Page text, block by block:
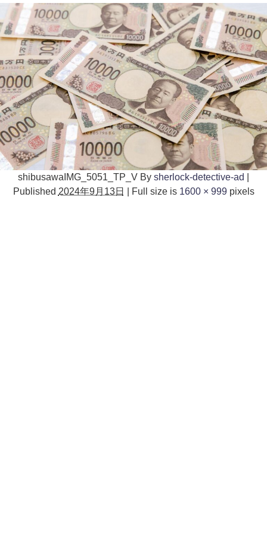
shibusawaIMG_5051_TP_V By sherlock-detective-ad
Published 2024年9月13日 Full size is 1600 × 999pixels